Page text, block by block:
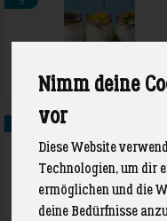
Nimm deine
vor
Diese Website
Technologien, um dir
ermöglichen und die
deine Bedürfnisse
Joghurt-Karussel
Frischkäse